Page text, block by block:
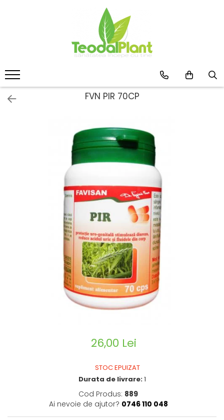
SUPLIMENTE ARTICULATII
SUPLIMENTE TONICE
CREME ANTIINFLAMATOARE-
CIRCULAȚIE
SUPLIMENTE DIABET
SUPLIMENTE DIVERSE
SUPLIMENTE HORMONALE
SUPLIMENTE CARDIO VASCULARE
SUPLIMENTE MEMORIE SI
SUPLIMENTE POTENȚĂ
SUPLIMENTE PROSTATĂ
SUPLIMENTE SLĂBIRE
SUPLIMENTE VITAMINE ȘI
SUPLIMENTE COLESTEROL
SUPLIMENTE RĂCEALĂ- APARAT
SUPLIMENTE ANTIOXIDANȚI-
ANTITUMORAL
SUPLIMENTE URO-GENITAL
FVN PIR 70CP
26,00 Lei
STOC EPUIZAT
Durata de livrare:1
Cod Produs: 889
Ai nevoie de ajutor? 0746 110 048